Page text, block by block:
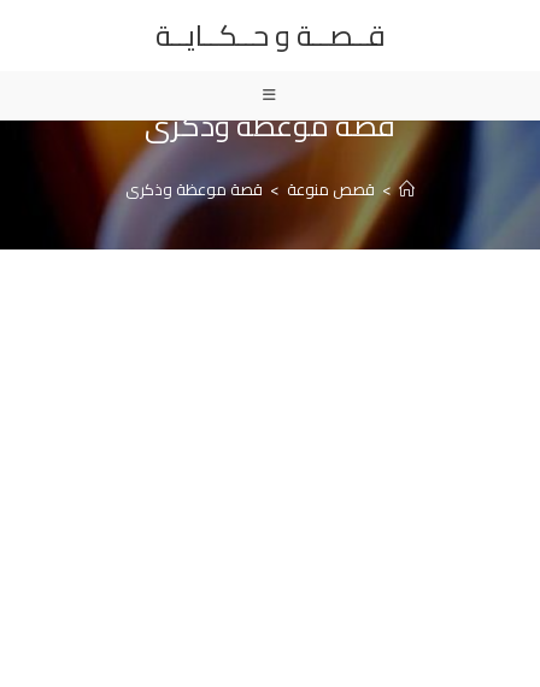
قــصــة و حــكــايــة
قصة موعظة وذكرى
> قصص منوعة > قصة موعظة وذكرى